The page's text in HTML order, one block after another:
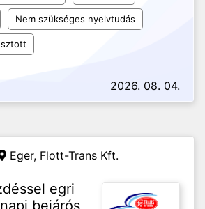
Nem szükséges nyelvtudás
2026. 08. 04.
Eger, Flott-Trans Kft.
egri
bejárós